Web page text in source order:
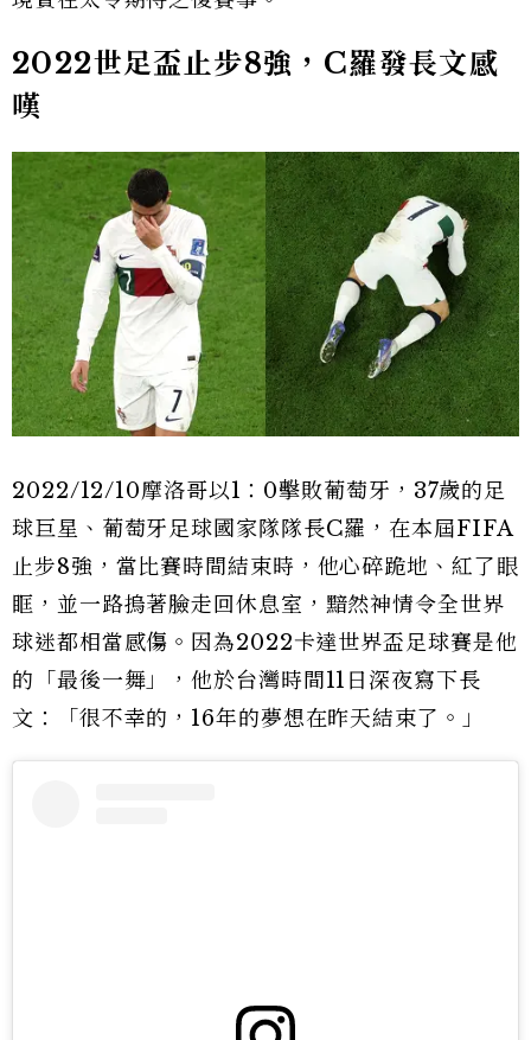
2022世足盃止步8強，C羅發長文感
嘆
2022/12/10摩洛哥以1：0擊敗葡萄牙，37歲的足
球巨星、葡萄牙足球國家隊隊長C羅，在本屆FIFA
止步8強，當比賽時間結束時，他心碎跪地、紅了眼
眶，並一路摀著臉走回休息室，黯然神情令全世界
球迷都相當感傷。因為2022卡達世界盃足球賽是他
的「最後一舞」，他於台灣時間11日深夜寫下長
文：「很不幸的，16年的夢想在昨天結束了。」